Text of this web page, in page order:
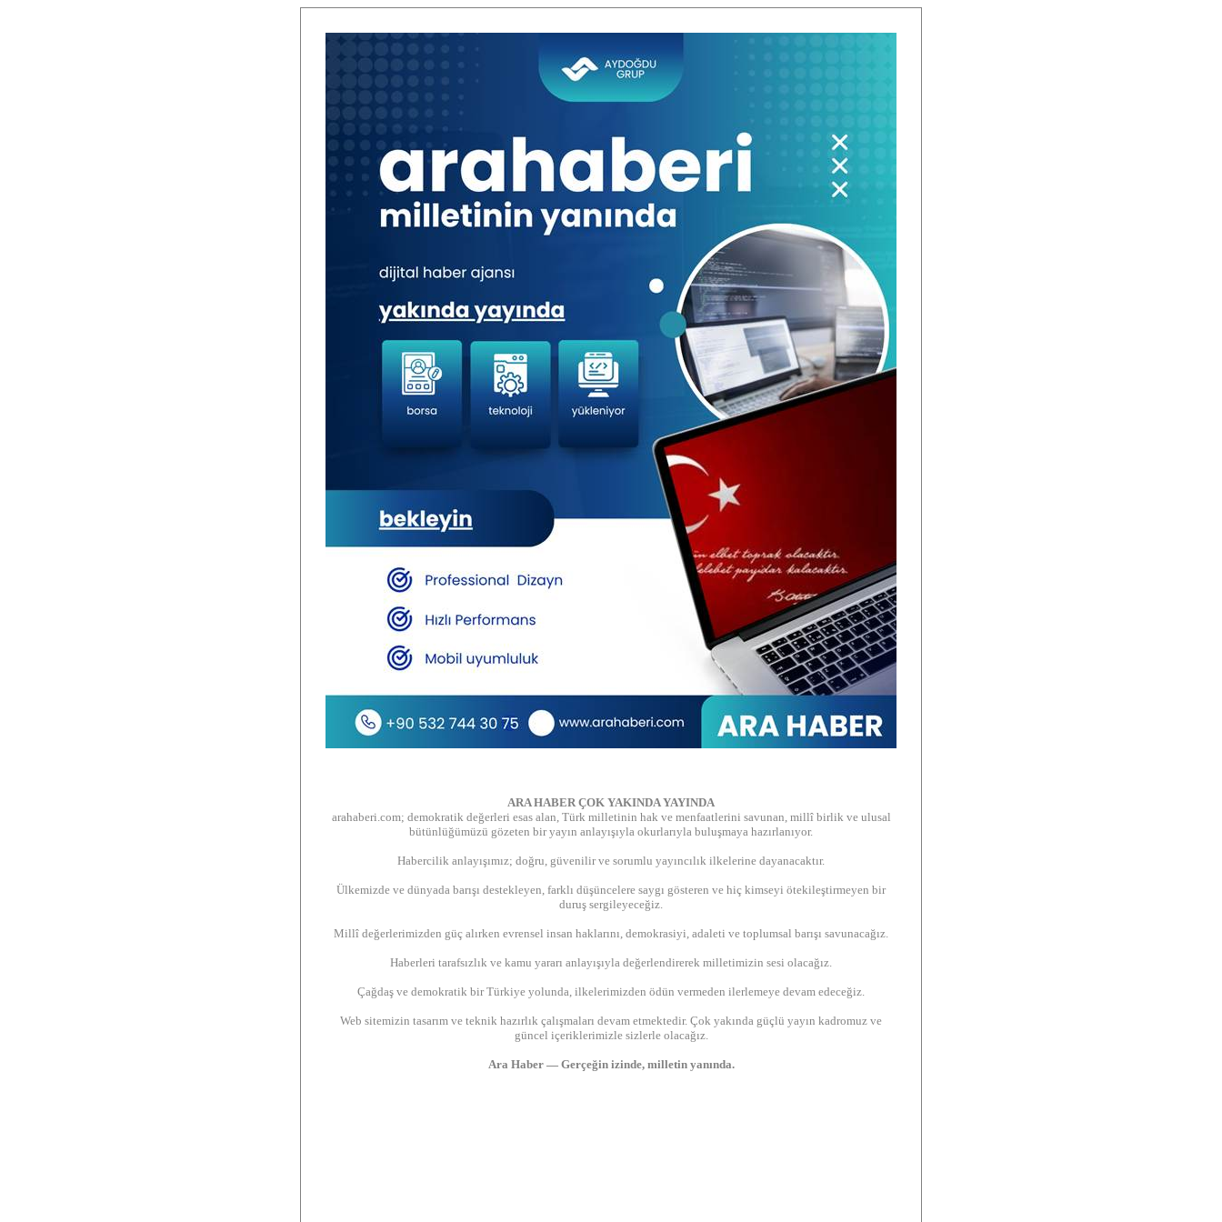
ARA HABER ÇOK YAKINDA YAYINDA
arahaberi.com; demokratik değerleri esas alan, Türk milletinin hak ve menfaatlerini savunan, millî birlik ve ulusal
bütünlüğümüzü gözeten bir yayın anlayışıyla okurlarıyla buluşmaya hazırlanıyor.
Habercilik anlayışımız; doğru, güvenilir ve sorumlu yayıncılık ilkelerine dayanacaktır.
Ülkemizde ve dünyada barışı destekleyen, farklı düşüncelere saygı gösteren ve hiç kimseyi ötekileştirmeyen bir
duruş sergileyeceğiz.
Millî değerlerimizden güç alırken evrensel insan haklarını, demokrasiyi, adaleti ve toplumsal barışı savunacağız.
Haberleri tarafsızlık ve kamu yararı anlayışıyla değerlendirerek milletimizin sesi olacağız.
Çağdaş ve demokratik bir Türkiye yolunda, ilkelerimizden ödün vermeden ilerlemeye devam edeceğiz.
Web sitemizin tasarım ve teknik hazırlık çalışmaları devam etmektedir. Çok yakında güçlü yayın kadromuz ve
güncel içeriklerimizle sizlerle olacağız.
Ara Haber — Gerçeğin izinde, milletin yanında.